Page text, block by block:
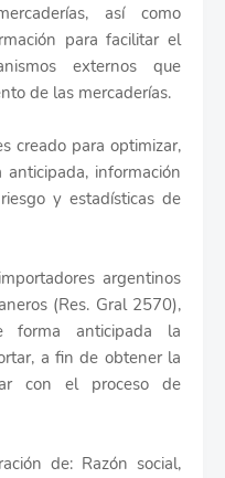
así como
para facilitar el
externos que
de las mercaderías.
creado para optimizar,
información
y estadísticas de
argentinos
(Res. Gral 2570),
forma anticipada la
a fin de obtener la
con el proceso de
de: Razón social,